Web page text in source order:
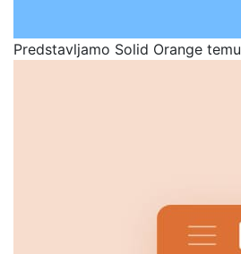
Predstavljamo Solid Orange temu